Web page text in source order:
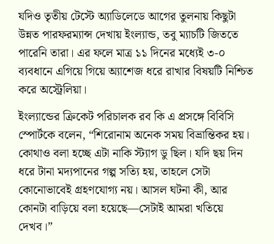
যদিও তৃতীয় টেস্টে অ্যাডিলেডে আগের তুলনায় কিছুটা
উন্নত পারফরম্যান্স দেখায় ইংল্যান্ড, তবু ম্যাচটি জিততে
পারেনি তারা। এর ফলে মাত্র ১১ দিনের মধ্যেই ৩-০
ব্যবধানে এগিয়ে গিয়ে অ্যাশেজ ধরে রাখার বিষয়টি নিশ্চিত
করে অস্ট্রেলিয়া।
ইংল্যান্ডের ক্রিকেট পরিচালক রব কি এ প্রসঙ্গে বিবিসি
স্পোর্টকে বলেন, “শিরোনাম অনেক সময় বিভ্রান্তিকর হয়।
কোথাও বলা হচ্ছে এটা নাকি স্ট্যাগ ডু ছিল। যদি ছয় দিন
ধরে টানা মদ্যপানের গল্প সত্যি হয়, তাহলে সেটা
কোনোভাবেই গ্রহণযোগ্য নয়। আসল ঘটনা কী, আর
কোনটা বাড়িয়ে বলা হয়েছে—সেটাই আমরা খতিয়ে
দেখব।”